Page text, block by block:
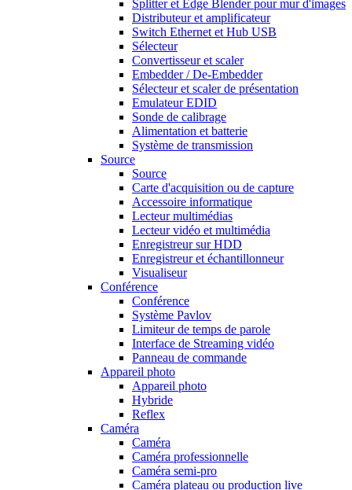
Splitter et Edge Blender pour mur d'images
Distributeur et amplificateur
Switch Ethernet et Hub USB
Sélecteur
Convertisseur et scaler
Embedder / De-Embedder
Sélecteur et scaler de présentation
Emulateur EDID
Sonde de calibrage
Alimentation et batterie
Système de transmission
Source
Source
Carte d'acquisition ou de capture
Accessoire informatique
Lecteur multimédias
Lecteur vidéo et multimédia
Enregistreur sur HDD
Enregistreur et échantillonneur
Visualiseur
Conférence
Conférence
Système Pavlov
Limiteur de temps de parole
Interface de Streaming vidéo
Panneau de commande
Appareil photo
Appareil photo
Hybride
Reflex
Caméra
Caméra
Caméra professionnelle
Caméra semi-pro
Caméra plateau ou production live